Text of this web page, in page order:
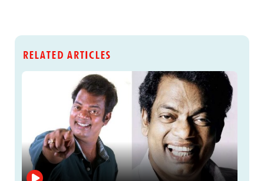
RELATED ARTICLES